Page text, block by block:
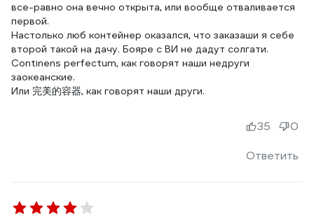
все-равно она вечно открыта, или вообще отваливается
первой.
Настолько люб контейнер оказался, что заказаши я себе
второй такой на дачу. Бояре с ВИ не дадут солгати.
Continens perfectum, как говорят наши недруги
заокеанские.
Ответить
35 0